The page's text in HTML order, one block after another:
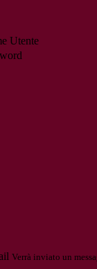
Utente
Verrà inviato un